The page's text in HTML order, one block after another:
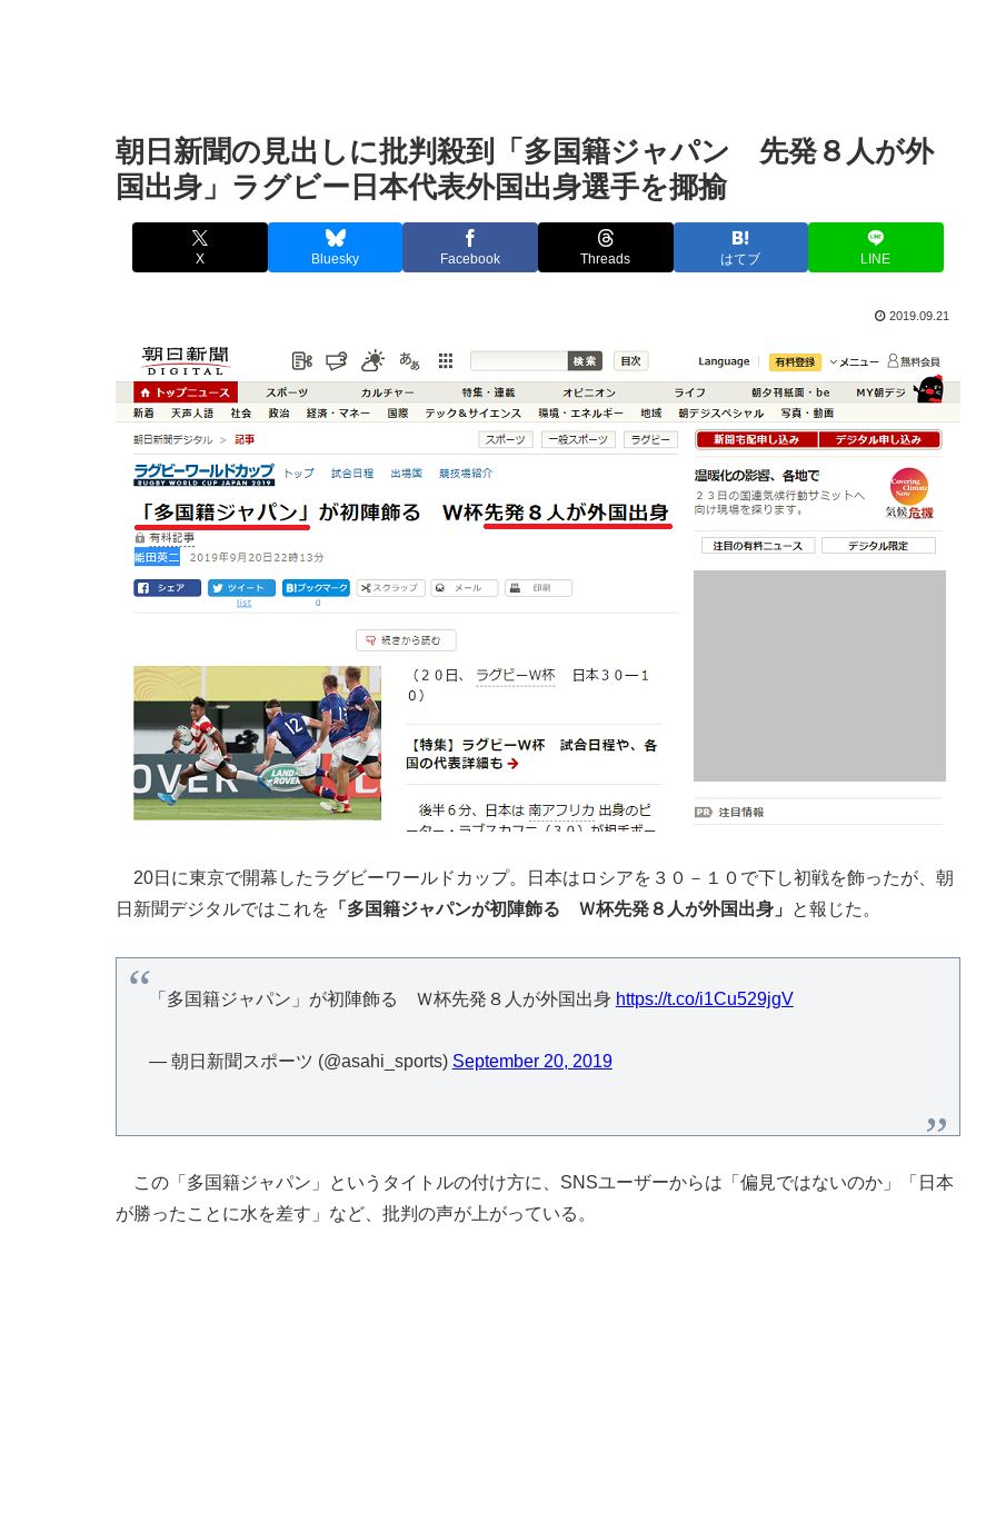
朝日新聞の見出しに批判殺到「多国籍ジャパン 先発８人が外
国出身」ラグビー日本代表外国出身選手を揶揄
X Bluesky Facebook Threads はてブ LINE
2019.09.21
20日に東京で開幕したラグビーワールドカップ。日本はロシアを３０－１０で下し初戦を飾ったが、朝
日新聞デジタルではこれを 「多国籍ジャパンが初陣飾る Ｗ杯先発８人が外国出身」 と報じた。
「多国籍ジャパン」が初陣飾る Ｗ杯先発８人が外国出身 https://t.co/i1Cu529jgV
— 朝日新聞スポーツ (@asahi_sports) September 20, 2019
この「多国籍ジャパン」というタイトルの付け方に、SNSユーザーからは「偏見ではないのか」「日本
が勝ったことに水を差す」など、批判の声が上がっている。